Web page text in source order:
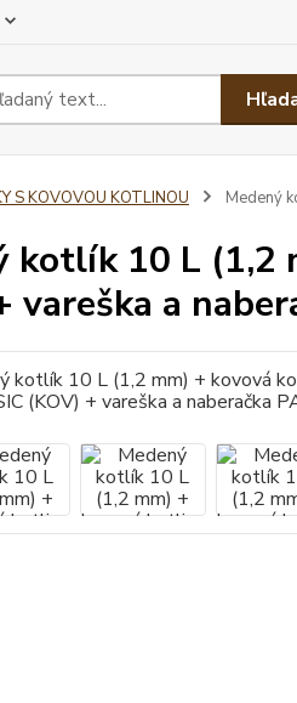
S KOVOVOU KOTLINOU Medený
kotlík 10 L (1,2
vareška a